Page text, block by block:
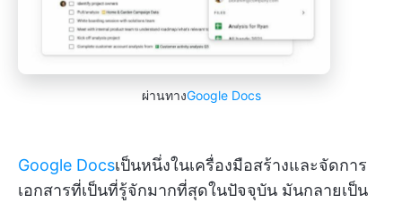
ผ่านทางGoogle Docs
Google Docsเป็นหนึ่งในเครื่องมือสร้างและจัดการ
เอกสารที่เป็นที่รู้จักมากที่สุดในปัจจุบัน มันกลายเป็น